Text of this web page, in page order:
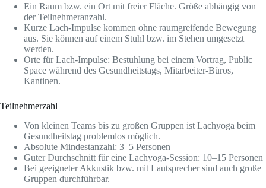
Ein Raum bzw. ein Ort mit freier Fläche. Größe abhängig von
der Teilnehmeranzahl.
Kurze Lach-Impulse kommen ohne raumgreifende Bewegung
aus. Sie können auf einem Stuhl bzw. im Stehen umgesetzt
werden.
Orte für Lach-Impulse: Bestuhlung bei einem Vortrag, Public
Space während des Gesundheitstags, Mitarbeiter-Büros,
Kantinen.
Teilnehmerzahl
Von kleinen Teams bis zu großen Gruppen ist Lachyoga beim
Gesundheitstag problemlos möglich.
Absolute Mindestanzahl: 3–5 Personen
Guter Durchschnitt für eine Lachyoga-Session: 10–15 Personen
Bei geeigneter Akkustik bzw. mit Lautsprecher sind auch große
Gruppen durchführbar.